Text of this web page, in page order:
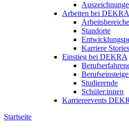
Arbeiten bei DEKRA
Arbeitsbereiche
Standorte
Karriere Stories
Einstieg bei DEKRA
Studierende
Schüler:innen
Karriereevents
Startseite